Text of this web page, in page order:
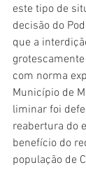
este tipo de
decisão do
que a
com norma
Município de
liminar foi
reabertura do
benefício do
população de